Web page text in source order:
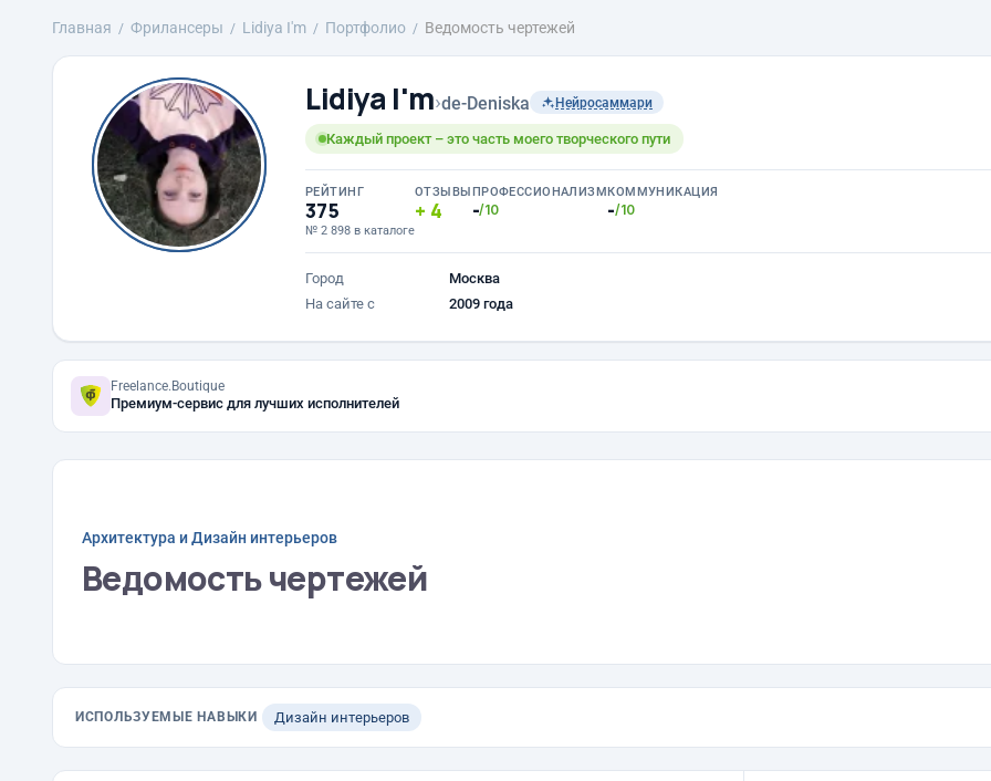
Главная Фрилансеры Lidiya I'm Портфолио Ведомость чертежей
Lidiya I'm›de-Deniska Нейросаммари
Каждый проект – это часть моего творческого пути
РЕЙТИНГ
375
№ 2 898 в каталоге
ОТЗЫВЫ
4
ПРОФЕССИОНАЛИЗМ
-/10
КОММУНИКАЦИЯ
-/10
Город
Москва
На сайте с
2009 года
Freelance.Boutique
Премиум-сервис для лучших исполнителей
Архитектура и Дизайн интерьеров
Ведомость чертежей
ИСПОЛЬЗУЕМЫЕ НАВЫКИ Дизайн интерьеров